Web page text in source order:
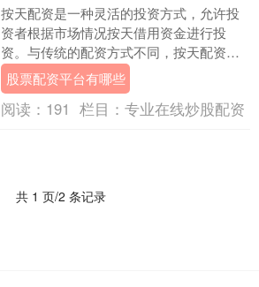
按天配资是一种灵活的投资方式，允许投
资者根据市场情况按天借用资金进行投
资。与传统的配资方式不同，按天配资无
需签订长期合同股票配资平台有哪些，投
资者可以根据自己的....
股票配资平台有哪些
阅读： 191 栏目： 专业在线炒股配资
共 1 页/2 条记录